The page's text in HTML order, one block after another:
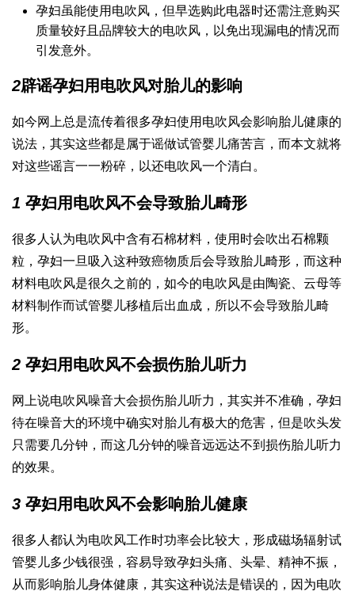
孕妇虽能使用电吹风，但早选购此电器时还需注意购买
质量较好且品牌较大的电吹风，以免出现漏电的情况而
引发意外。
2辟谣孕妇用电吹风对胎儿的影响
如今网上总是流传着很多孕妇使用电吹风会影响胎儿健康的
说法，其实这些都是属于谣做试管婴儿痛苦言，而本文就将
对这些谣言一一粉碎，以还电吹风一个清白。
1 孕妇用电吹风不会导致胎儿畸形
很多人认为电吹风中含有石棉材料，使用时会吹出石棉颗
粒，孕妇一旦吸入这种致癌物质后会导致胎儿畸形，而这种
材料电吹风是很久之前的，如今的电吹风是由陶瓷、云母等
材料制作而试管婴儿移植后出血 成，所以不会导致胎儿畸
形。
2 孕妇用电吹风不会损伤胎儿听力
网上说电吹风噪音大会损伤胎儿听力，其实并不准确，孕妇
待在噪音大的环境中确实对胎儿有极大的危害，但是吹头发
只需要几分钟，而这几分钟的噪音远远达不到损伤胎儿听力
的效果。
3 孕妇用电吹风不会影响胎儿健康
很多人都认为电吹风工作时功率会比较大，形成磁场辐射试
管婴儿多少钱很强，容易导致孕妇头痛、头晕、精神不振，
从而影响胎儿身体健康，其实这种说法是错误的，因为电吹